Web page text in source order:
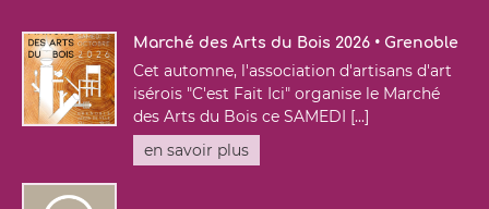
Marché des Arts du Bois 2026 • Grenoble
Cet automne, l'association d'artisans d'art
isérois "C'est Fait Ici" organise le Marché
des Arts du Bois ce SAMEDI [...]
en savoir plus